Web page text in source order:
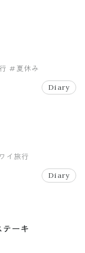
#夏休み
Diary
イ旅行
Diary
ーキ